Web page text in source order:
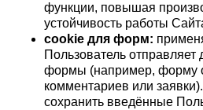
функции, повышая
устойчивость работы
cookie для форм:
Пользователь
формы (например, форму
комментариев или
сохранить введённые